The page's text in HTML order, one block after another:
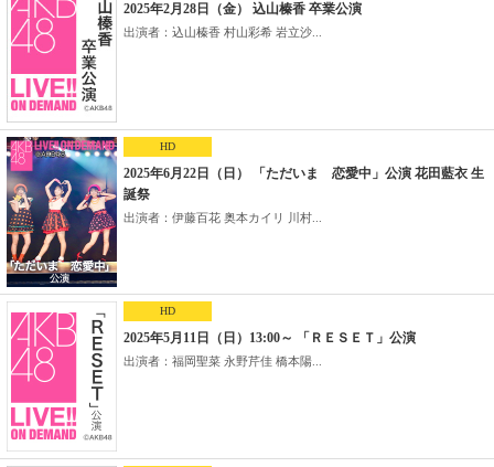
2025年2月28日（金） 込山榛香 卒業公演
出演者：込山榛香 村山彩希 岩立沙...
HD
2025年6月22日（日） 「ただいま 恋愛中」公演 花田藍衣 生
誕祭
出演者：伊藤百花 奥本カイリ 川村...
HD
2025年5月11日（日）13:00～ 「ＲＥＳＥＴ」公演
出演者：福岡聖菜 永野芹佳 橋本陽...